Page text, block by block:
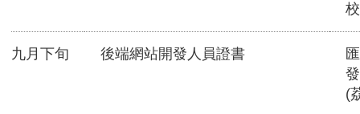
九月下旬 後端網站開發人員證書
(